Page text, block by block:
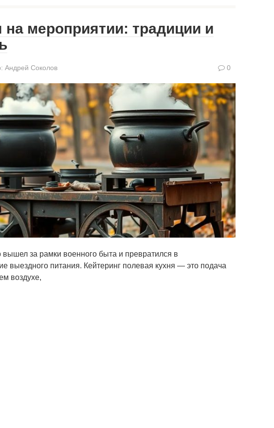
на мероприятии: традиции и
Андрей Соколов 0
за рамки военного быта и превратился в
выездного питания. Кейтеринг полевая кухня — это подача
воздухе,